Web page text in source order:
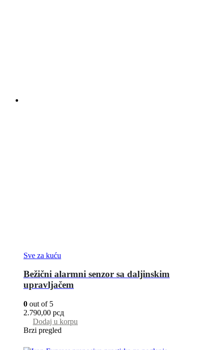
Sve za kuću
Bežični alarmni senzor sa daljinskim
upravljačem
0 out of 5
2.790,00 рсд
Dodaj u korpu
Brzi pregled